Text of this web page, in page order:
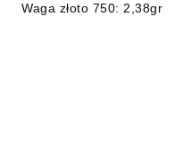
Waga złoto 750: 2,38gr